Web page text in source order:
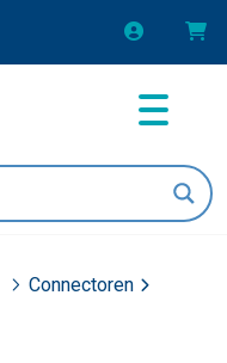
Connectoren